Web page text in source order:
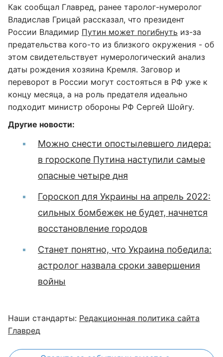
Как сообщал Главред, ранее таролог-нумеролог
Владислав Грицай рассказал, что президент
России Владимир Путин может погибнуть из-за
предательства кого-то из близкого окружения - об
этом свидетельствует нумерологический анализ
даты рождения хозяина Кремля. Заговор и
переворот в России могут состояться в РФ уже к
концу месяца, а на роль предателя идеально
подходит министр обороны РФ Сергей Шойгу.
Другие новости:
Можно снести опостылевшего лидера:
в гороскопе Путина наступили самые
опасные четыре дня
Гороскоп для Украины на апрель 2022:
сильных бомбежек не будет, начнется
восстановление городов
Станет понятно, что Украина победила:
астролог назвала сроки завершения
войны
Наши стандарты: Редакционная политика сайта
Главред